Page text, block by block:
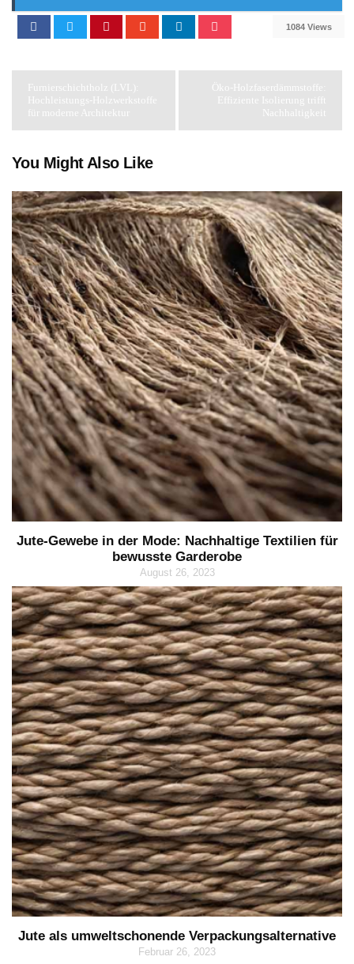
1084 Views
Furnierschichtholz (LVL):
Hochleistungs-Holzwerkstoffe
für moderne Architektur
Öko-Holzfaserdämmstoffe:
Effiziente Isolierung trifft
Nachhaltigkeit
You Might Also Like
Jute-Gewebe in der Mode: Nachhaltige Textilien für
bewusste Garderobe
August 26, 2023
Jute als umweltschonende Verpackungsalternative
Februar 26, 2023